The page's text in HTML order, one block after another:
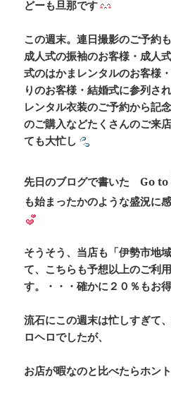
どーも旦那です
この週末。連日撮影のご予約
成人式の振袖のお客様・成人
式のはかまレンタルのお客様
りのお客様・結婚式に参列さ
レンタル衣装のご予約から記
のご購入などたくさんのご来
ても大忙し
先日のブログで書いたGo to
も始まったかのような盛況に
そうそう、当店も 「伊勢市地
て、こちらも予想以上のご利
す。・・・確かに２０％もお得
流石にこの週末は忙しすぎて
ロヘロでしたが、
お店が暇なのと比べたらホン